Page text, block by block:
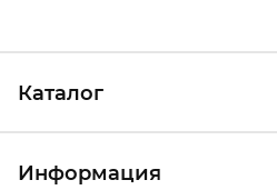
Каталог
Информация